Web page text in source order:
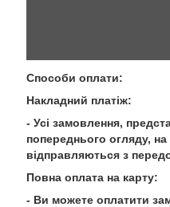
Способи оплати:
Накладний платіж:
- Усі замовлення,
попереднього огляду,
відправляються з
Повна оплата на карту:
- Ви можете оплатити